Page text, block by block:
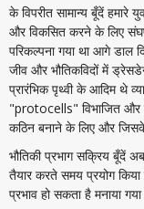
के विपरीत सामान्य बूँदें
और विकसित करने के लिए
परिकल्पना गया था आगे डाल
जीव और भौतिकविदों में
प्रारंभिक पृथ्वी के आदिम थे
"protocells" विभाजित
कठिन बनाने के लिए और
भौतिकी प्रभाग सक्रिय बूँदें
तैयार करते समय प्रयोग
प्रभाव हो सकता है मनाया